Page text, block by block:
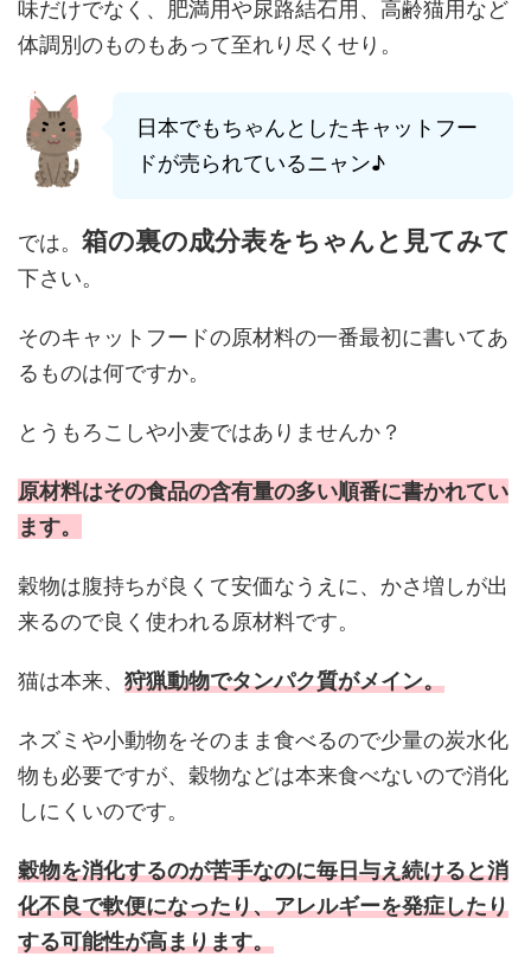
味だけでなく、肥満用や尿路結石用、高齢猫用など
体調別のものもあって至れり尽くせり。
日本でもちゃんとしたキャットフー
ドが売られているニャン♪
では。 箱の裏の成分表をちゃんと見てみて
下さい。
そのキャットフードの原材料の一番最初に書いてあ
るものは何ですか。
とうもろこしや小麦ではありませんか？
原材料はその食品の含有量の多い順番に書かれてい
ます。
穀物は腹持ちが良くて安価なうえに、かさ増しが出
来るので良く使われる原材料です。
猫は本来、 狩猟動物でタンパク質がメイン。
ネズミや小動物をそのまま食べるので少量の炭水化
物も必要ですが、穀物などは本来食べないので消化
しにくいのです。
穀物を消化するのが苦手なのに毎日与え続けると消
化不良で軟便になったり、アレルギーを発症したり
する可能性が高まります。